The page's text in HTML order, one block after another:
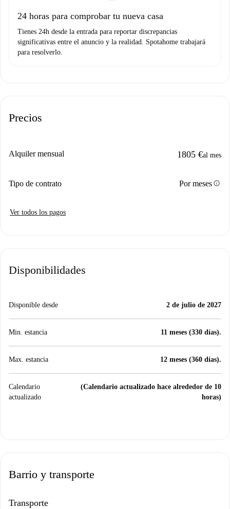
24 horas para comprobar tu nueva casa
Tienes 24h desde la entrada para reportar discrepancias
significativas entre el anuncio y la realidad. Spotahome trabajará
para resolverlo.
Precios
Alquiler mensual 1805 €al mes
Tipo de contrato Por mesesinfo
Ver todos los pagos
Disponibilidades
Disponible desde 2 de julio de 2027
Min. estancia 11 meses (330 días).
Max. estancia 12 meses (360 días).
Calendario
actualizado
(Calendario actualizado hace alrededor de 10
horas)
Barrio y transporte
Transporte